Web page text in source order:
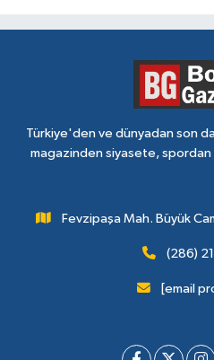
Türkiye'den ve dünyadan son
magazinden siyasete,
Fevzipaşa Mah. Büyük
(286)
[email